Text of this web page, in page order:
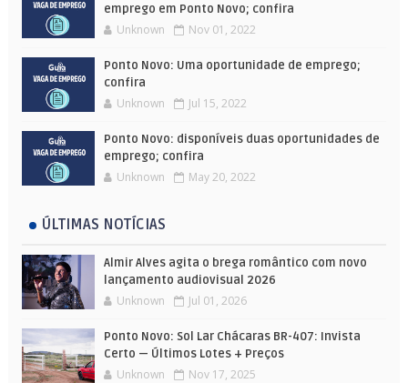
emprego em Ponto Novo; confira
Unknown Nov 01, 2022
Ponto Novo: Uma oportunidade de emprego;
confira
Unknown Jul 15, 2022
Ponto Novo: disponíveis duas oportunidades de
emprego; confira
Unknown May 20, 2022
ÚLTIMAS NOTÍCIAS
Almir Alves agita o brega romântico com novo
lançamento audiovisual 2026
Unknown Jul 01, 2026
Ponto Novo: Sol Lar Chácaras BR-407: Invista
Certo — Últimos Lotes + Preços
Unknown Nov 17, 2025